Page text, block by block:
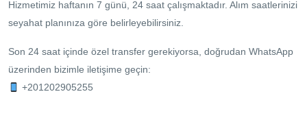
Hizmetimiz haftanın 7 günü, 24 saat çalışmaktadır. Alım saatlerinizi
seyahat planınıza göre belirleyebilirsiniz.
Son 24 saat içinde özel transfer gerekiyorsa, doğrudan WhatsApp
üzerinden bizimle iletişime geçin:
+201202905255